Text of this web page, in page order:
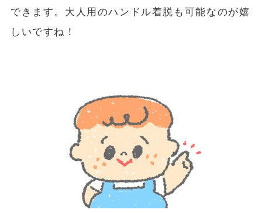
できます。大人用のハンドル着脱も可能なのが嬉
しいですね！